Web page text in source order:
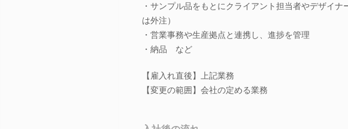
・サンプル品をもとにクライアント担当者やデザイ
は外注）
・営業事務や生産拠点と連携し、進捗を管理
・納品 など
【雇入れ直後】上記業務
【変更の範囲】会社の定める業務